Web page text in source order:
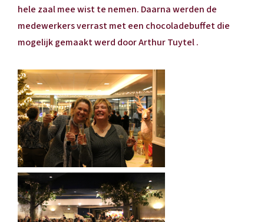
hele zaal mee wist te nemen. Daarna werden de
medewerkers verrast met een chocoladebuffet die
mogelijk gemaakt werd door Arthur Tuytel .